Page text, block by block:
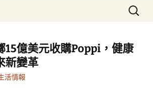
搜
尋
鍵
字:
15億美元收購Poppi，健康
新變革
活情報